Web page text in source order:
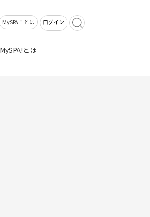
MySPA！とは ログイン
MySPA!とは